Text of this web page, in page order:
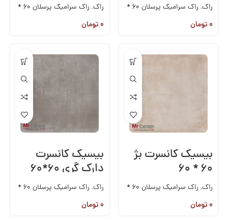
راک,
راک سرامیک پرسلان 60 *
60
۰تومان
راک,
راک سرامیک پرسلان 60 *
60
,بدون دسته‌بندی ۰تومان
بیسیک کانسرت بژ
۶۰ * ۶۰
راک,
راک سرامیک پرسلان 60 *
60
۰تومان
بیسیک کانسرت
دارک گری ۶۰*۶۰
راک,
راک سرامیک پرسلان 60 *
60
۰تومان